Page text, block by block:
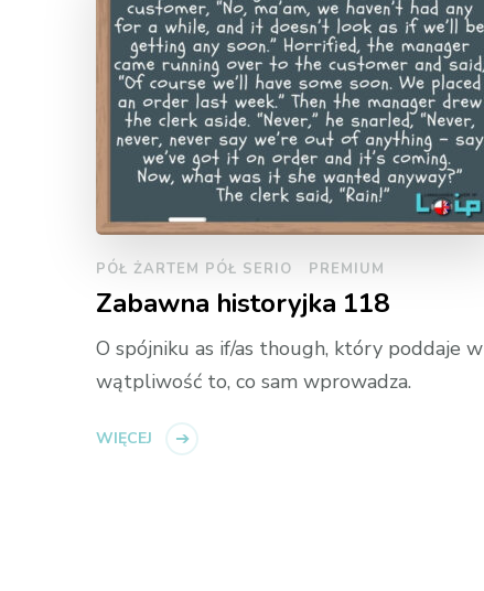
PÓŁ ŻARTEM PÓŁ SERIO PREMIUM
Zabawna historyjka 118
O spójniku as if/as though, który poddaje w
wątpliwość to, co sam wprowadza.
WIĘCEJ